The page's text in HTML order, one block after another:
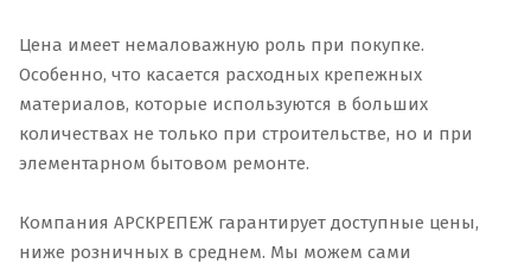
Цена имеет немаловажную роль при покупке.
Особенно, что касается расходных крепежных
материалов, которые используются в больших
количествах не только при строительстве, но и при
элементарном бытовом ремонте.
Компания АРСКРЕПЕЖ гарантирует доступные цены,
ниже розничных в среднем. Мы можем сами